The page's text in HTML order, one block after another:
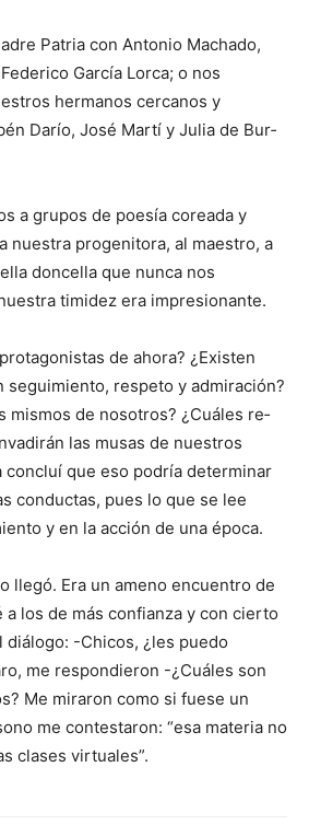
Patria con An­tonio Machado,
García Lorca; o nos
hermanos cercanos y
Darío, José Martí y Julia de Bur­
a grupos de poesía coreada y
nuestra pro­genitora, al maestro, a
doncella que nunca nos
timidez era im­presionante.
de aho­ra? ¿Existen
segui­miento, respeto y ad­miración?
mismos de nosotros? ¿Cuáles re­
las musas de nuestros
concluí que eso podría determinar
conductas, pues lo que se lee
y en la acción de una época.
llegó. Era un ame­no encuentro de
a los de más confianza y con cierto
-Chicos, ¿les puedo
me res­pondieron -¿Cuáles son
Me miraron como si fuese un
me contestaron: “esa ma­teria no
clases virtuales”.